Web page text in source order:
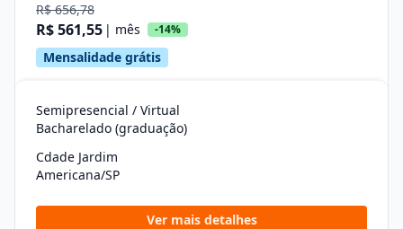
R$ 656,78
R$ 561,55 | mês -14%
Mensalidade grátis
Semipresencial / Virtual
Bacharelado (graduação)
Cdade Jardim
Americana/SP
Ver mais detalhes